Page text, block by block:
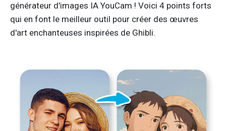
générateur d'images IA YouCam ! Voici 4 points forts
qui en font le meilleur outil pour créer des œuvres
d'art enchanteuses inspirées de Ghibli.